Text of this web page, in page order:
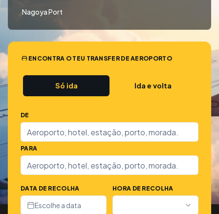
Nagoya Port
ENCONTRA O TEU TRANSFER DE AEROPORTO
Só ida Ida e volta
DE
PARA
DATA DE RECOLHA
Escolhe a data
HORA DE RECOLHA